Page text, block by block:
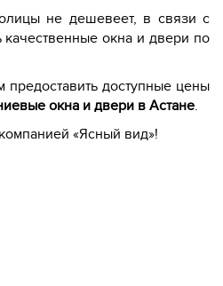
не дешевеет, в связи с
качественные окна и двери по
доступные цены
окна и двери в Астане.
«Ясный вид»!